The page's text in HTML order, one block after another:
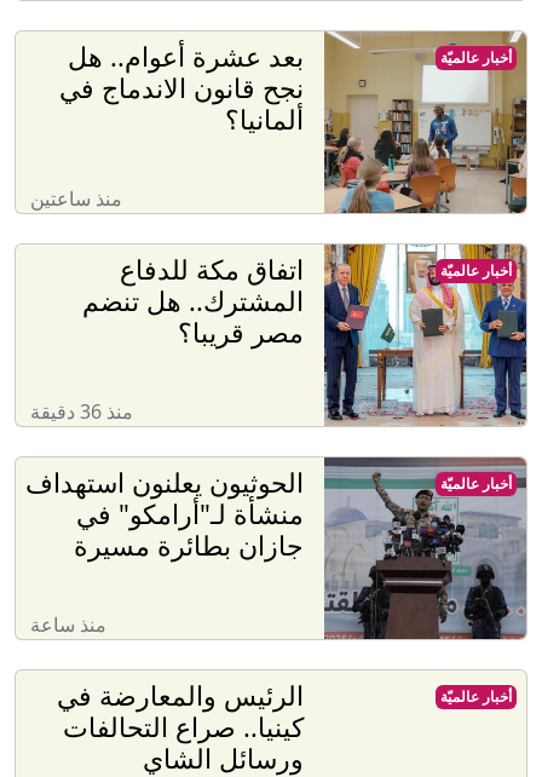
بعد عشرة أعوام.. هل
نجح قانون الاندماج في
ألمانيا؟
منذ ساعتين
أخبار عالميّة
اتفاق مكة للدفاع
المشترك.. هل تنضم
مصر قريبا؟
منذ 36 دقيقة
أخبار عالميّة
الحوثيون يعلنون استهداف
منشأة لـ"أرامكو" في
جازان بطائرة مسيرة
منذ ساعة
أخبار عالميّة
الرئيس والمعارضة في
كينيا.. صراع التحالفات
ورسائل الشاي
أخبار عالميّة